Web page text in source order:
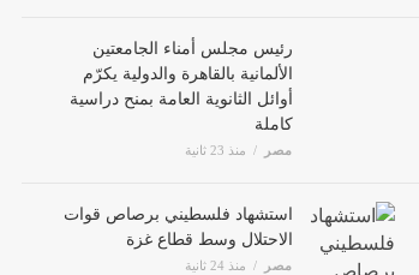
رئيس مجلس أمناء الجامعتين
الألمانية بالقاهرة والدولية يكرّم
أوائل الثانوية العامة بمنح دراسية
كاملة
الاحتلال وسط قطاع غزة
منذ 24 ثانية